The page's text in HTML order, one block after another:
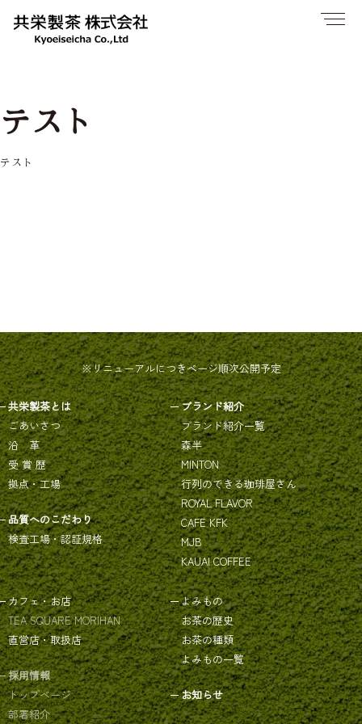
テスト
テスト
※リニューアルにつきページ順次公開予定
共栄製茶とは
ごあいさつ
沿 革
受 賞 歴
拠点・工場
品質へのこだわり
検査工場・認証規格
ブランド紹介
ブランド紹介一覧
森半
MINTON
行列のできる珈琲屋さん
ROYAL FLAVOR
CAFE KFK
MJB
KAUAI COFFEE
カフェ・お店
TEA SQUARE MORIHAN
直営店・取扱店
採用情報
トップページ
部署紹介
よみもの
お茶の歴史
お茶の種類
よみもの一覧
お知らせ